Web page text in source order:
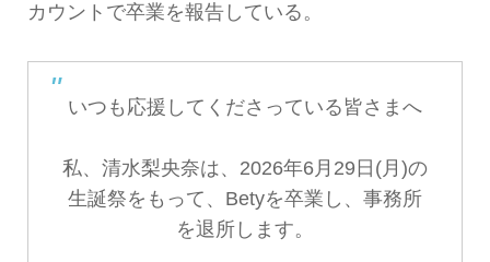
カウントで卒業を報告している。
いつも応援してくださっている皆さまへ
私、清水梨央奈は、2026年6月29日(月)の
生誕祭をもって、Betyを卒業し、事務所
を退所します。